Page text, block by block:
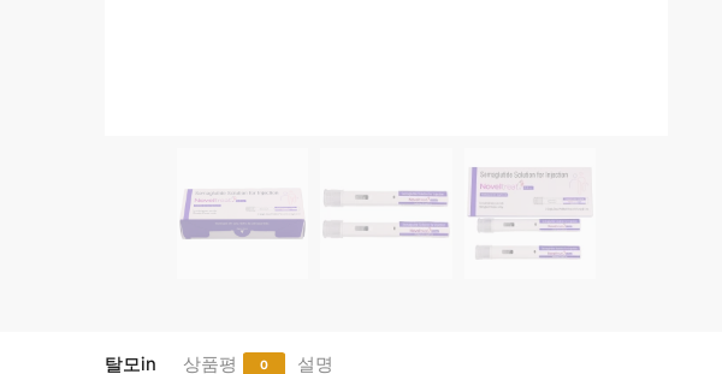
탈모in 상품평 0 설명